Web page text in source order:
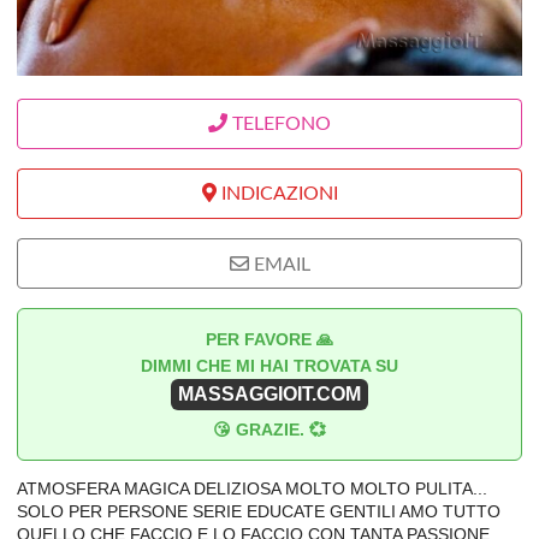
TELEFONO
INDICAZIONI
EMAIL
PER FAVORE 🙏
DIMMI CHE MI HAI TROVATA SU
MASSAGGIOIT.COM
😘 GRAZIE. 💞
ATMOSFERA MAGICA DELIZIOSA MOLTO MOLTO PULITA...
SOLO PER PERSONE SERIE EDUCATE GENTILI AMO TUTTO
QUELLO CHE FACCIO E LO FACCIO CON TANTA PASSIONE.